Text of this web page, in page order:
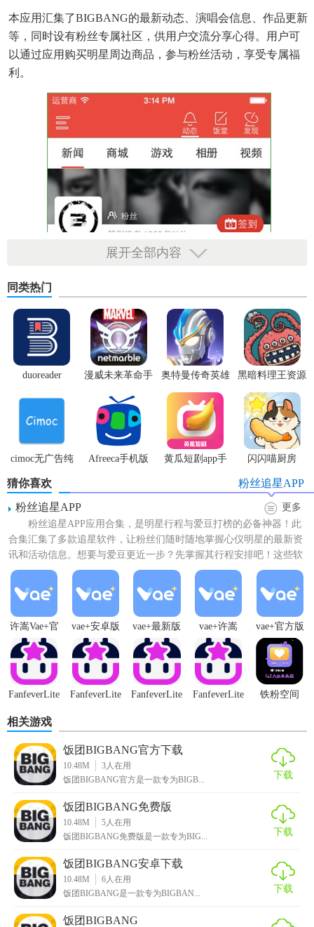
本应用汇集了BIGBANG的最新动态、演唱会信息、作品更新
等，同时设有粉丝专属社区，供用户交流分享心得。用户可
以通过应用购买明星周边商品，参与粉丝活动，享受专属福
利。
【饭团BIGBANG最新版特色】
1. 实时资讯：第一时间更新BIGBANG的最新消息，包括音乐
发布、演唱会安排、综艺节目等。
2. 粉丝社区：提供互动交流平台，让用户可以分享照片、视
频、文字等，与其他粉丝共同讨论。
3. 周边商城：丰富的BIGBANG周边商品，包括专辑、海报、
T恤等，支持在线购买。
【饭团BIGBANG最新版亮点】
1. 个性化设置：用户可以根据自己的喜好设置应用主题，如
BIGBANG成员的个人主题。
2. 专属活动：不定期举办粉丝专属活动，如投票、抽奖等，
3. 高清图片库：收录大量BIGBANG高清图片，供用户下载和
分享。
4. 视频集锦：提供BIGBANG的官方视频和粉丝自制视频，丰
富用户的观看体验。
【饭团BIGBANG最新版玩法】
展开全部内容
同类热门
duoreader
漫威未来革命手
奥特曼传奇英雄
体验服
黑暗料理王资源
无限
cimoc无广告纯
净版
Afreeca手机版
黄瓜短剧app手
闪闪喵厨房
猜你喜欢
粉丝追星APP
粉丝追星APP
更多
粉丝追星APP应用合集，是明星行程与爱豆打榜的必备神器！此
合集汇集了多款追星软件，让粉丝们随时随地掌握心仪明星的最新资
讯和活动信息。想要与爱豆更近一步？先掌握其行程安排吧！这些软
件不仅提供明星的实时行...
许嵩Vae+官
方版
vae+安卓版
vae+最新版
本
vae+许嵩 vae+官方版
FanfeverLite
FanfeverLite
FanfeverLite
FanfeverLite
铁粉空间
相关游戏
饭团BIGBANG官方下载
10.48M 3人在用
饭团BIGBANG官方是一款专为BIGB...
下载
饭团BIGBANG免费版
10.48M 5人在用
饭团BIGBANG免费版是一款专为BIG...
下载
饭团BIGBANG安卓下载
10.48M 6人在用
饭团BIGBANG是一款专为BIGBAN...
下载
饭团BIGBANG